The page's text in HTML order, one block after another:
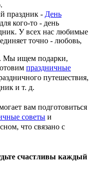
праздник - День
кого-то - день
У всех нас любимые
точно - любовь,
Мы ищем подарки,
праздничные
путешествия,
и т. д.
вам подготовиться
советы и
что связано с
счастливы каждый